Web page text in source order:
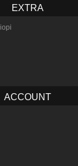
EXTRA
ACCOUNT